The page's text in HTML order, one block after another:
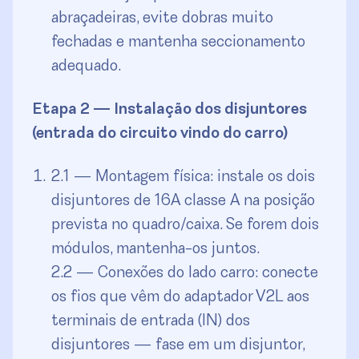
abraçadeiras, evite dobras muito
fechadas e mantenha seccionamento
adequado.
Etapa 2 — Instalação dos disjuntores
(entrada do circuito vindo do carro)
2.1 — Montagem física: instale os dois
disjuntores de 16A classe A na posição
prevista no quadro/caixa. Se forem dois
módulos, mantenha-os juntos.
2.2 — Conexões do lado carro: conecte
os fios que vêm do adaptador V2L aos
terminais de entrada (IN) dos
disjuntores — fase em um disjuntor,